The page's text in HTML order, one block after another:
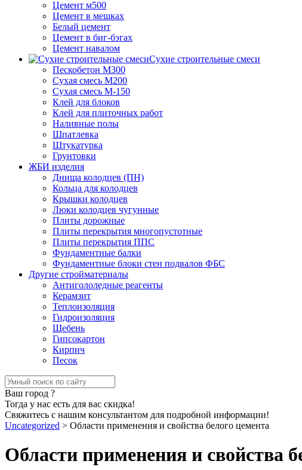
Цемент м500
Цемент в мешках
Белый цемент
Цемент в биг-бэгах
Цемент навалом
Сухие строительные смеси
Пескобетон М300
Сухая смесь М200
Сухая смесь М-150
Клей для блоков
Клей для плиточных работ
Наливные полы
Шпатлевка
Штукатурка
Грунтовки
ЖБИ изделия
Днища колодцев (ПН)
Кольца для колодцев
Крышки колодцев
Люки колодцев чугунные
Плиты дорожные
Плиты перекрытия многопустотные
Плиты перекрытия ППС
Фундаментные балки
Фундаментные блоки стен подвалов ФБС
Другие стройматериалы
Антигололедные реагенты
Керамзит
Теплоизоляция
Гидроизоляция
Щебень
Гипсокартон
Кирпич
Песок
Ваш город ?
Тогда у нас есть для вас скидка!
Свяжитесь с нашим консультантом для подробной информации!
Uncategorized > Области применения и свойства белого цемента
Области применения и свойства